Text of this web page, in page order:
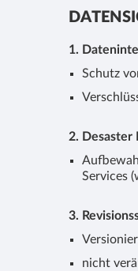
1.
Schutz
2. Desaster
Services
3.
nicht